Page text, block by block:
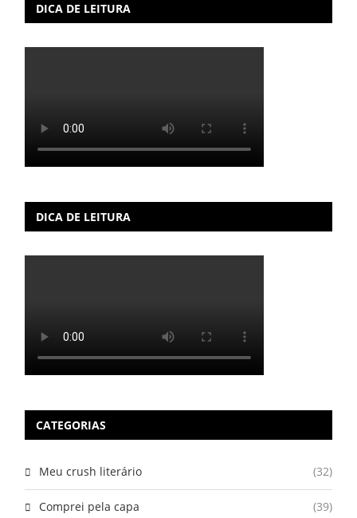
DICA DE LEITURA
DICA DE LEITURA
CATEGORIAS
Meu crush literário (32)
Comprei pela capa (39)